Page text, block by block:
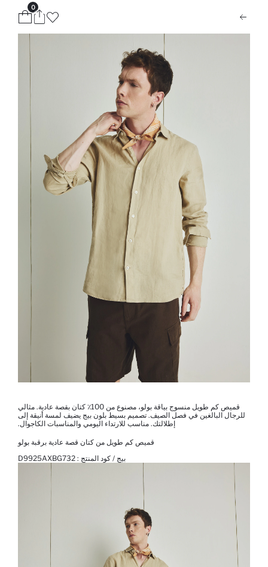
0
قميص كم طويل منسوج بياقة بولو، مصنوع من 100٪ كتان بقصة عادية. مثالي
للرجال البالغين في فصل الصيف. تصميم بسيط بلون بيج يضيف لمسة أنيقة إلى
إطلالتك. مناسب للارتداء اليومي والمناسبات الكاجوال.
قميص كم طويل من كتان قصة عادية برقبة بولو
بيج / كود المنتج : D9925AXBG732